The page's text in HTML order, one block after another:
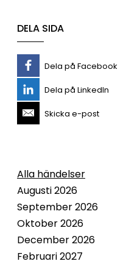
DELA SIDA
Dela på Facebook
Dela på LinkedIn
Skicka e-post
Alla händelser
Augusti 2026
September 2026
Oktober 2026
December 2026
Februari 2027